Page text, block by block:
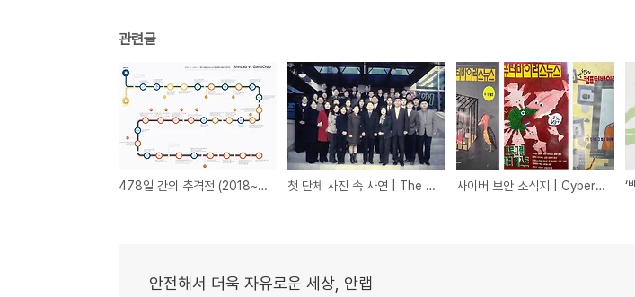
관련글
478일 간의 추격전 (2018~2019) | The 478-Day Chase (2018~2019) 첫 단체 사진 속 사연 | The Story Behind AhnLab's First Group Photo 사이버 보안 소식지 | Cybersecurity Newsletter
안전해서 더욱 자유로운 세상, 안랩